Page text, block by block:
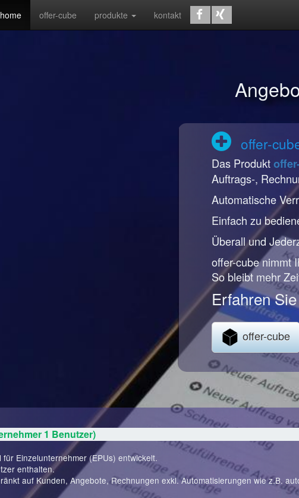
home offer-cube produkte kontakt
offer-
Das Produkt
Auftrags-,
Automatische
Einfach zu
Überall und
offer-cube nimmt
So bleibt mehr
Erfahren
offer-cube
1 Benutzer)
Einzelunternehmer (EPUs) entwickelt.
enthalten.
auf Kunden, Angebote, Rechnungen exkl. Automatisierungen wie z.B.